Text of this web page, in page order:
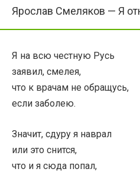
Ярослав Смеляков — Я
Я на всю честную Русь
заявил, смелея,
что к врачам не обращусь,
если заболею.
Значит, сдуру я наврал
или это снится,
что и я сюда попал,